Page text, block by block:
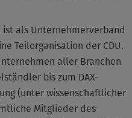
ist als Unternehmerverband
Teilorganisation der CDU.
aller Branchen
bis zum DAX-
(unter wissenschaftlicher
Mitglieder des